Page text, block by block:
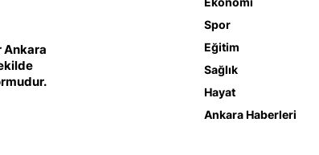
Ankara
Spor
Eğitim
Sağlık
Hayat
Ankara Haberleri